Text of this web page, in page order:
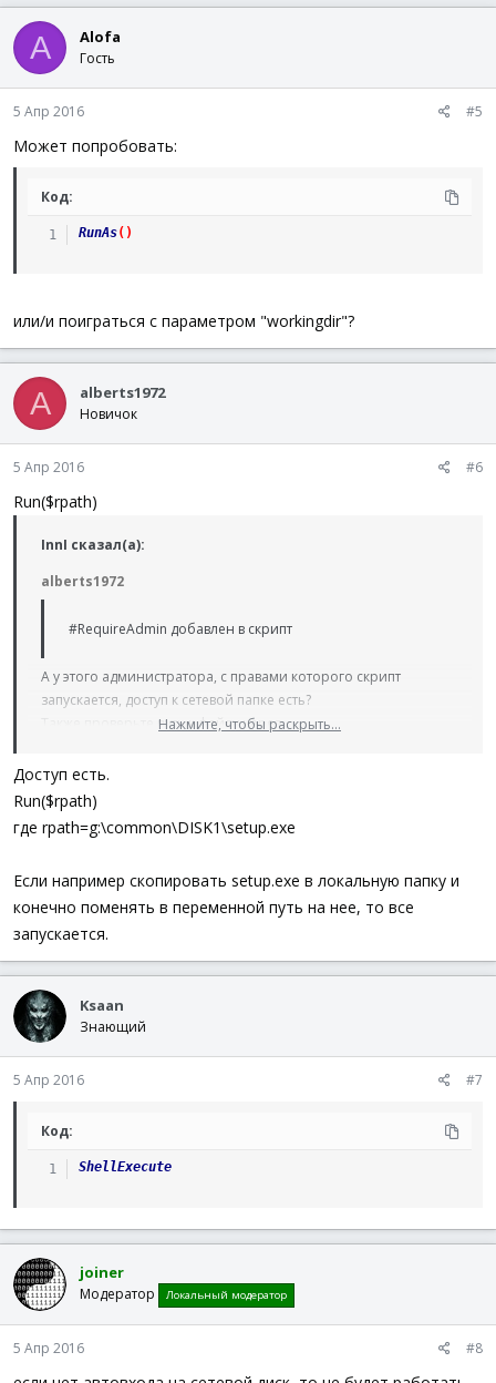
A Alofa
Гость
5 Апр 2016 #5
Может попробовать:
Код:
RunAs( )
или/и поиграться с параметром "workingdir"?
A alberts1972
Новичок
5 Апр 2016 #6
Run($rpath)
InnI сказал(а):
alberts1972
#RequireAdmin добавлен в скрипт
А у этого администратора, с правами которого скрипт
запускается, доступ к сетевой папке есть?
Также проверьте путь к файлу через
Код:
Строку запуска можете показать?
Нажмите, чтобы раскрыть...
Доступ есть.
Run($rpath)
где rpath=g:\common\DISK1\setup.exe
Если например скопировать setup.exe в локальную папку и
конечно поменять в переменной путь на нее, то все
запускается.
Ksaan
Знающий
5 Апр 2016 #7
Код:
ShellExecute
joiner
Модератор Локальный модератор
5 Апр 2016 #8